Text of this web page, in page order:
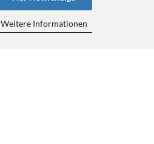
Weitere Informationen